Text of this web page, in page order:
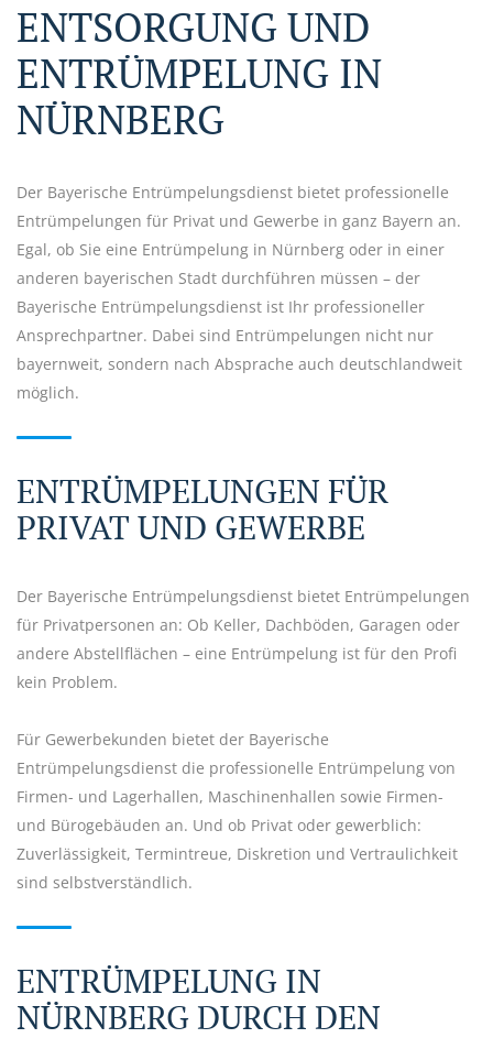
ENTSORGUNG UND
ENTRÜMPELUNG IN
NÜRNBERG
Der Bayerische Entrümpelungsdienst bietet professionelle
Entrümpelungen für Privat und Gewerbe in ganz Bayern an.
Egal, ob Sie eine Entrümpelung in Nürnberg oder in einer
anderen bayerischen Stadt durchführen müssen – der
Bayerische Entrümpelungsdienst ist Ihr professioneller
Ansprechpartner. Dabei sind Entrümpelungen nicht nur
bayernweit, sondern nach Absprache auch deutschlandweit
möglich.
ENTRÜMPELUNGEN FÜR
PRIVAT UND GEWERBE
Der Bayerische Entrümpelungsdienst bietet Entrümpelungen
für Privatpersonen an: Ob Keller, Dachböden, Garagen oder
andere Abstellflächen – eine Entrümpelung ist für den Profi
kein Problem.
Für Gewerbekunden bietet der Bayerische
Entrümpelungsdienst die professionelle Entrümpelung von
Firmen- und Lagerhallen, Maschinenhallen sowie Firmen-
und Bürogebäuden an. Und ob Privat oder gewerblich:
Zuverlässigkeit, Termintreue, Diskretion und Vertraulichkeit
sind selbstverständlich.
ENTRÜMPELUNG IN
NÜRNBERG DURCH DEN